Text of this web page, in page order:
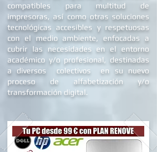
compatibles para multitud de
impresoras, así como otras soluciones
tecnológicas accesibles y respetuosas
con el medio ambiente, enfocadas a
cubrir las necesidades en el entorno
académico y/o profesional, destinadas
a diversos colectivos en su nuevo
proceso de alfabetización y/o
transformación digital.